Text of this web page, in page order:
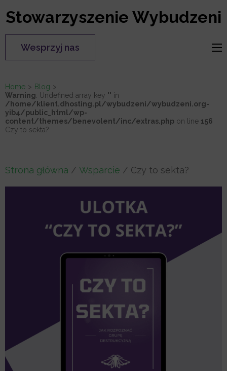
to
content
(Press
Enter)
Stowarzyszenie Wybudzeni
Wesprzyj nas
Home > Blog >
Warning: Undefined array key "" in
/home/klient.dhosting.pl/wybudzeni/wybudzeni.org-
yib4/public_html/wp-
content/themes/benevolent/inc/extras.php on line 156
Czy to sekta?
Strona główna / Wsparcie / Czy to sekta?